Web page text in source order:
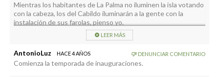
Mientras los habitantes de La Palma no iluminen la isla votando
con la cabeza, los del Cabildo iluminarán a la gente con la
instalación de sus farolas, pienso yo.
LEER MÁS
AntonioLuz HACE 4 AÑOS DENUNCIAR COMENTARIO
Comienza la temporada de inauguraciones.